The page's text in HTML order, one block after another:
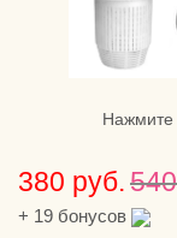
Нажмите
380 руб.
+ 19 бонусов